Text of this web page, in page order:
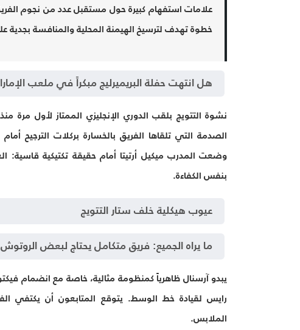
علامات استفهام كبيرة حول مستقبل عدد من نجوم
خطوة تهدف لترسيخ الهيمنة المحلية والمنافسة بجدية
هل انتهت حفلة البريميرليج مبكراً في ملعب
الصدمة التي تلقاها الفريق بالخسارة بركلات الترجيح
وضعت المدرب ميكيل أرتيتا أمام حقيقة تكتيكية قاسية:
بنفس الكفاءة.
عيوب هيكلية خلف ستار التتويج
ما يراه الجميع: فريق متكامل يحتاج لبعض الروتوش
يبدو آرسنال ظاهرياً كمنظومة مثالية، خاصة مع انضمام
رايس لقيادة خط الوسط. يتوقع المتابعون أن يكتفي
الملابس.